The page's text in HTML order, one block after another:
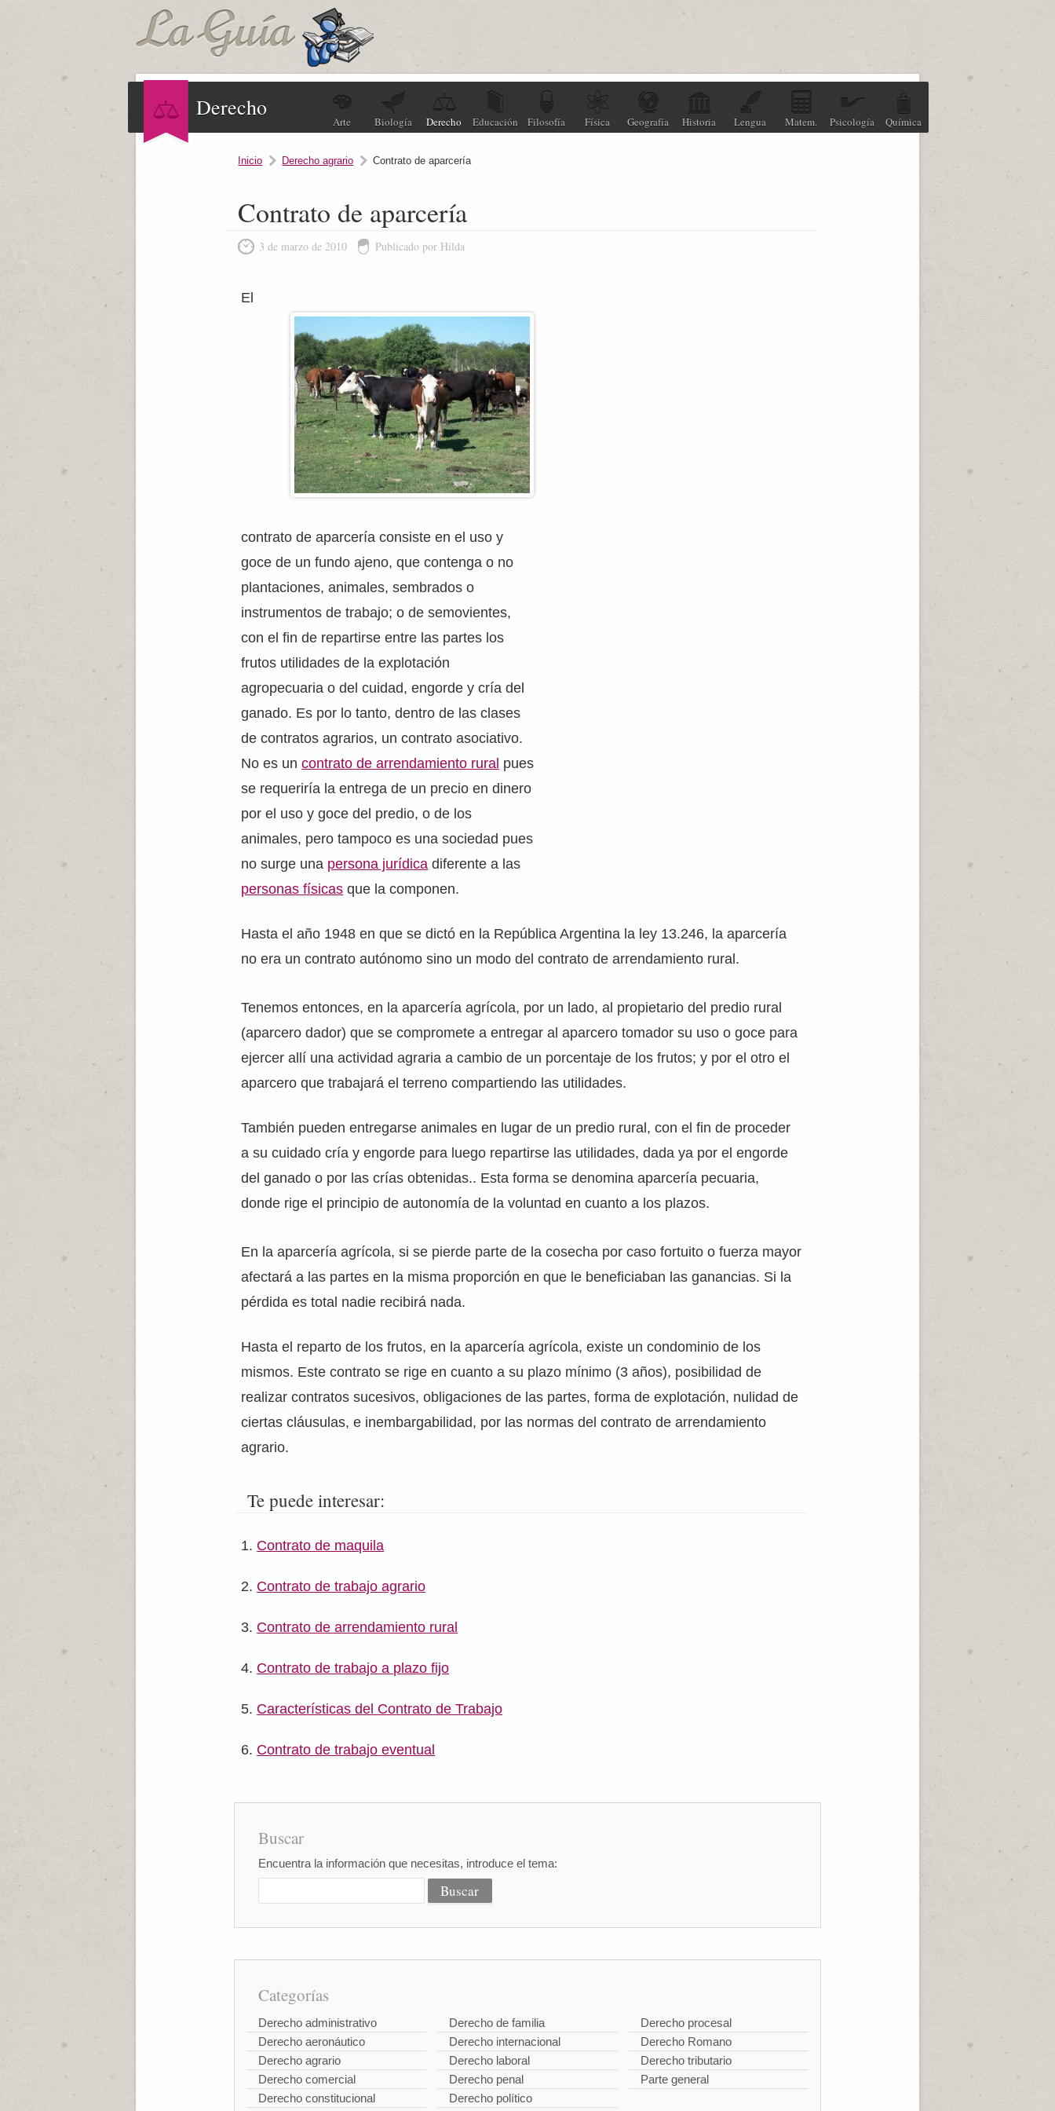
Derecho
Arte Biología Derecho Educación Filosofía Física Geografía Historia Lengua Matem. Psicología Química
Inicio Derecho agrario Contrato de aparcería
Contrato de aparcería
3 de marzo de 2010 Publicado por Hilda
El
contrato de aparcería consiste en el uso y
goce de un fundo ajeno, que contenga o no
plantaciones, animales, sembrados o
instrumentos de trabajo; o de semovientes,
con el fin de repartirse entre las partes los
frutos utilidades de la explotación
agropecuaria o del cuidad, engorde y cría del
ganado. Es por lo tanto, dentro de las clases
de contratos agrarios, un contrato asociativo.
No es uncontrato de arrendamiento rural pues
se requeriría la entrega de un precio en dinero
por el uso y goce del predio, o de los
animales, pero tampoco es una sociedad pues
no surge una persona jurídica diferente a las
personas físicas que la componen.
Hasta el año 1948 en que se dictó en la República Argentina la ley 13.246, la aparcería
no era un contrato autónomo sino un modo del contrato de arrendamiento rural.
Tenemos entonces, en la aparcería agrícola, por un lado, al propietario del predio rural
(aparcero dador) que se compromete a entregar al aparcero tomador su uso o goce para
ejercer allí una actividad agraria a cambio de un porcentaje de los frutos; y por el otro el
aparcero que trabajará el terreno compartiendo las utilidades.
También pueden entregarse animales en lugar de un predio rural, con el fin de proceder
a su cuidado cría y engorde para luego repartirse las utilidades, dada ya por el engorde
del ganado o por las crías obtenidas.. Esta forma se denomina aparcería pecuaria,
donde rige el principio de autonomía de la voluntad en cuanto a los plazos.
En la aparcería agrícola, si se pierde parte de la cosecha por caso fortuito o fuerza mayor
afectará a las partes en la misma proporción en que le beneficiaban las ganancias. Si la
pérdida es total nadie recibirá nada.
Hasta el reparto de los frutos, en la aparcería agrícola, existe un condominio de los
mismos. Este contrato se rige en cuanto a su plazo mínimo (3 años), posibilidad de
realizar contratos sucesivos, obligaciones de las partes, forma de explotación, nulidad de
ciertas cláusulas, e inembargabilidad, por las normas del contrato de arrendamiento
agrario.
Te puede interesar:
Contrato de maquila
Contrato de trabajo agrario
Contrato de arrendamiento rural
Contrato de trabajo a plazo fijo
Características del Contrato de Trabajo
Contrato de trabajo eventual
Buscar
Encuentra la información que necesitas, introduce el tema:
Categorías
Derecho administrativo
Derecho aeronáutico
Derecho agrario
Derecho comercial
Derecho constitucional
Derecho de familia
Derecho internacional
Derecho laboral
Derecho penal
Derecho político
Derecho procesal
Derecho Romano
Derecho tributario
Parte general